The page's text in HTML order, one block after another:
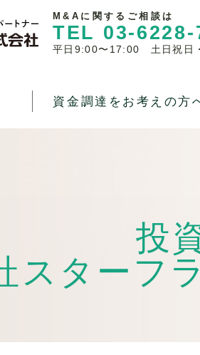
M&Aに関するご相談は
TEL 03-6228-
平日9:00〜17:00 土日祝日
資金調達をお考えの方
投
スターフ